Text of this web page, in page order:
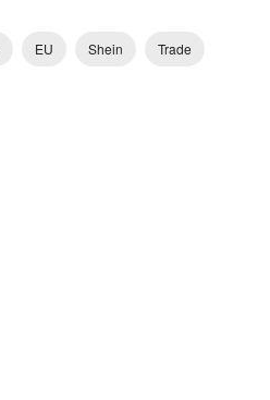
EU Shein Trade